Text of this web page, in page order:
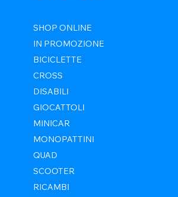
SHOP ONLINE
IN PROMOZIONE
BICICLETTE
CROSS
DISABILI
GIOCATTOLI
MINICAR
MONOPATTINI
QUAD
SCOOTER
RICAMBI